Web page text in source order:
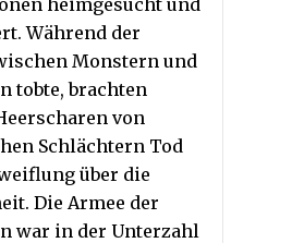
Während der
Monstern und
tobte, brachten
von
Schlächtern Tod
über die
Die Armee der
war in der Unterzahl